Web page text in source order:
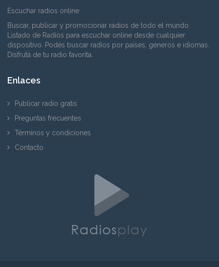
Escuchar radios online
Buscar, publicar y promocionar radios de todo el mundo.
Listado de Radios para escuchar online desde cualquier
dispositivo. Podés buscar radios por países, géneros e idiomas.
Disfrutá de tu radio favorita.
Enlaces
Publicar radio gratis
Preguntas frecuentes
Términos y condiciones
Contacto